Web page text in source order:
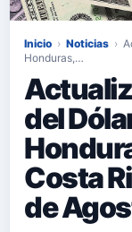
Inicio › Noticias ›
Honduras,…
del
Costa
de